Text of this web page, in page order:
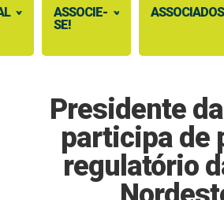
ASSOCIE-
SE!
ASSOCIADOS
Presidente
participa de
regulatório